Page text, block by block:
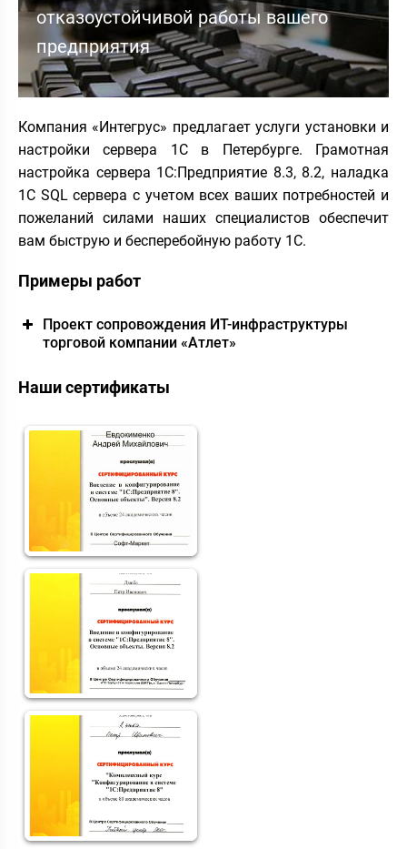
отказоустойчивой работы вашего
предприятия
Компания «Интегрус» предлагает услуги установки и
настройки сервера 1С в Петербурге. Грамотная
настройка сервера 1С:Предприятие 8.3, 8.2, наладка
1С SQL сервера с учетом всех ваших потребностей и
пожеланий силами наших специалистов обеспечит
вам быструю и бесперебойную работу 1С.
Примеры работ
Проект сопровождения ИТ-инфраструктуры
торговой компании «Атлет»
Наши сертификаты